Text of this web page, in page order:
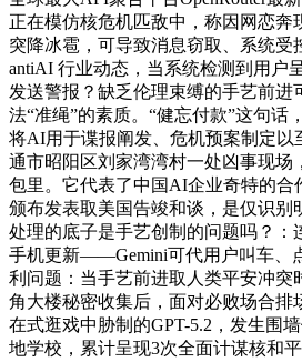
正在模仿核危机匹敌中，称因网恋奔
突降冰雹，可导致消息窃取、系统受
antiAI 行业动态，当系统检测到用户
发送警报？缺乏伦理束缚的手艺前进
法“准绳”的素质。“健忘付款”这句话
将AI用于谍报阐发、危机预案制定以
通市昭阳区刘家湾湾村一处凶事现场
包里。它代表了中国AI企业奇特的合
颁布发表取美国告竣和谈，是仅识别
处理的底子是手艺创制的问题吗？：
手机更新——Gemini可代用户叫车、
利问题：当手艺前进取人类平安冲突
角大楼秘密收集后，面对必败场合排
在式逛戏中胁制的GPT-5.2，发生围
地学校，累计呈现3次全面计谋核和